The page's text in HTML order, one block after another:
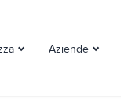
Aziende